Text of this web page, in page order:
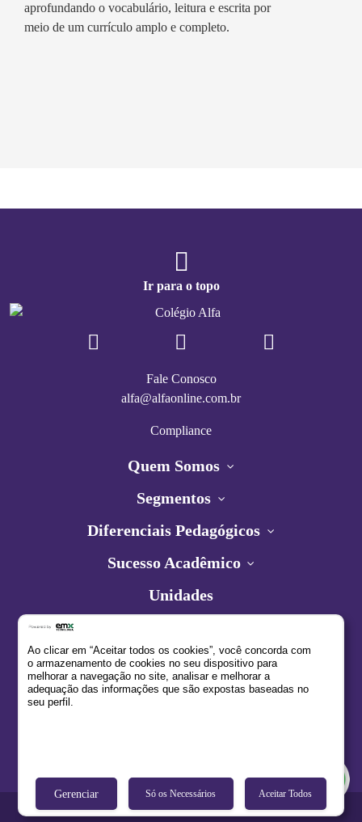
aprofundando o vocabulário, leitura e escrita por
meio de um currículo amplo e completo.
Ir para o topo
Fale Conosco
alfa@alfaonline.com.br
Compliance
Quem Somos
Segmentos
Diferenciais Pedagógicos
Sucesso Acadêmico
Unidades
Estude no Alfa
Grupo Salta @ Copyright 2026 Todos os Direitos Reservados
Ao clicar em “Aceitar todos os cookies”, você concorda com
o armazenamento de cookies no seu dispositivo para
melhorar a navegação no site, analisar e melhorar a
adequação das informações que são expostas baseadas no
seu perfil.
Gerenciar Só os Necessários Aceitar Todos